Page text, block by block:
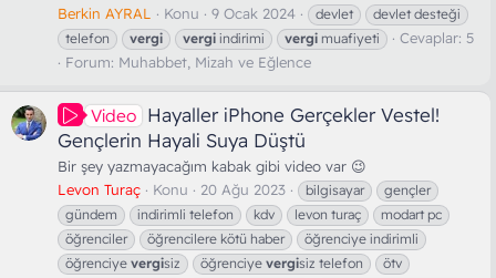
Berkin AYRAL
Konu 9 Ocak 2024 devlet
devlet desteği
telefon
vergi vergi indirimi vergi muafiyeti
Cevaplar: 5
Forum: Muhabbet, Mizah ve Eğlence
Video Hayaller iPhone Gerçekler Vestel!
Gençlerin Hayali Suya Düştü
Bir şey yazmayacağım kabak gibi video var 😉
Levon Turaç
Konu 20 Ağu 2023 bilgisayar
gençler
gündem
indirimli telefon kdv levon turaç
modart pc
öğrenciler
öğrencilere kötü haber
öğrenciye indirimli
öğrenciye vergisiz öğrenciye vergisiz telefon
ötv